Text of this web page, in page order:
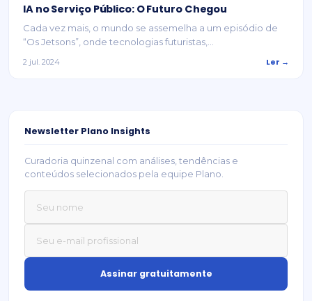
IA no Serviço Público: O Futuro Chegou
Cada vez mais, o mundo se assemelha a um episódio de
“Os Jetsons”, onde tecnologias futuristas,...
2 jul. 2024 Ler →
Newsletter Plano Insights
Curadoria quinzenal com análises, tendências e
conteúdos selecionados pela equipe Plano.